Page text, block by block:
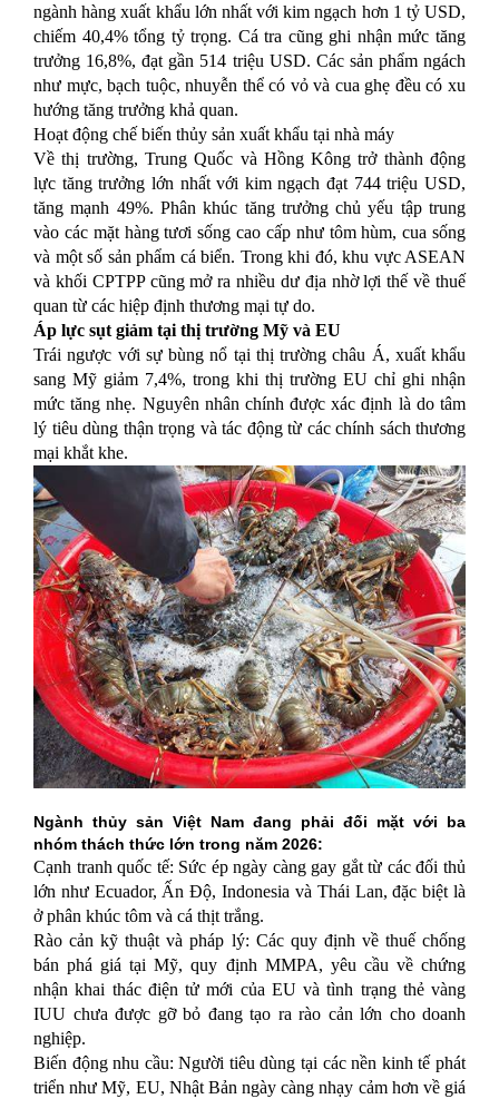
ngành hàng xuất khẩu lớn nhất với kim ngạch hơn 1 tỷ USD,
chiếm 40,4% tổng tỷ trọng. Cá tra cũng ghi nhận mức tăng
trưởng 16,8%, đạt gần 514 triệu USD. Các sản phẩm ngách
như mực, bạch tuộc, nhuyễn thể có vỏ và cua ghẹ đều có xu
hướng tăng trưởng khả quan.
Hoạt động chế biến thủy sản xuất khẩu tại nhà máy
Về thị trường, Trung Quốc và Hồng Kông trở thành động
lực tăng trưởng lớn nhất với kim ngạch đạt 744 triệu USD,
tăng mạnh 49%. Phân khúc tăng trưởng chủ yếu tập trung
vào các mặt hàng tươi sống cao cấp như tôm hùm, cua sống
và một số sản phẩm cá biển. Trong khi đó, khu vực ASEAN
và khối CPTPP cũng mở ra nhiều dư địa nhờ lợi thế về thuế
quan từ các hiệp định thương mại tự do.
Áp lực sụt giảm tại thị trường Mỹ và EU
Trái ngược với sự bùng nổ tại thị trường châu Á, xuất khẩu
sang Mỹ giảm 7,4%, trong khi thị trường EU chỉ ghi nhận
mức tăng nhẹ. Nguyên nhân chính được xác định là do tâm
lý tiêu dùng thận trọng và tác động từ các chính sách thương
mại khắt khe.
Ngành thủy sản Việt Nam đang phải đối mặt với ba
nhóm thách thức lớn trong năm 2026:
Cạnh tranh quốc tế: Sức ép ngày càng gay gắt từ các đối thủ
lớn như Ecuador, Ấn Độ, Indonesia và Thái Lan, đặc biệt là
ở phân khúc tôm và cá thịt trắng.
Rào cản kỹ thuật và pháp lý: Các quy định về thuế chống
bán phá giá tại Mỹ, quy định MMPA, yêu cầu về chứng
nhận khai thác điện tử mới của EU và tình trạng thẻ vàng
IUU chưa được gỡ bỏ đang tạo ra rào cản lớn cho doanh
nghiệp.
Biến động nhu cầu: Người tiêu dùng tại các nền kinh tế phát
triển như Mỹ, EU, Nhật Bản ngày càng nhạy cảm hơn về giá